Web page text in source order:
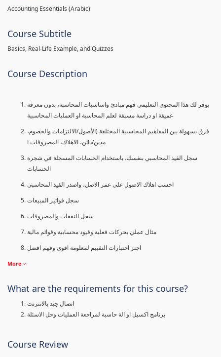
Accounting Essentials (Arabic)
Course Subtitle
Basics, Real-Life Example, and Quizzes
Course Description
يوفر لك هذا المحتوي التعليمي فهم مبادئ واساسيات المحاسبة، بدون معرفة
عميقة او دراسة مسبقة لعلم المحاسبة او العمليات المحاسبية
فرق بسهولة بين المفاهيم المحاسبية المختلفة (الأصول/الالتزامات والخصوم،
مدين/دائن، الاهلاك، المصروفات ا
سجل القيد المحاسبي بنفسك، باستخدام الحسابات المسجلة في شجرة
الحسابات
احسب اهلاك الاصول على عمر الاصل، واصدر القيد المحاسبي
سجل فواتير المبيعات
سجل النفقات والمصروفات
مثال عملي بحركات فعلية وقيود محسابية وقوائم مالية
اجتز اختبارات التقييم لمعلومة اقوى وفهم افضل
More
What are the requirements for this course?
اتصال جيد بالانترنت
برنامج اكسيل او الة حاسبة لمراجعة العمليات وحل الاسئلة
Course Review